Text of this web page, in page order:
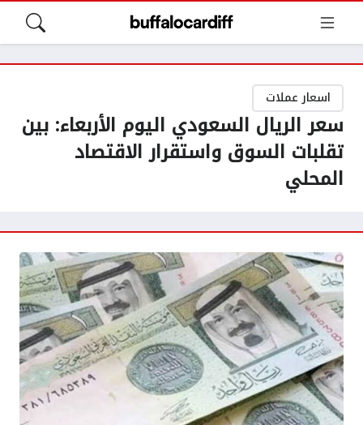
اسعار عملات
سعر الريال السعودي اليوم الأربعاء: بين
تقلبات السوق واستقرار الاقتصاد
المحلي